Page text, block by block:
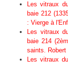
Les vitraux
baie 212
: Vierge à
Les vitraux
baie 214
saints. Robert
Les vitraux